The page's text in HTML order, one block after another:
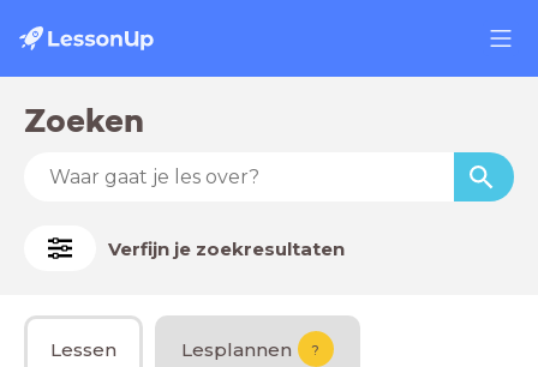
Zoeken
Verfijn je zoekresultaten
Lessen Lesplannen ?